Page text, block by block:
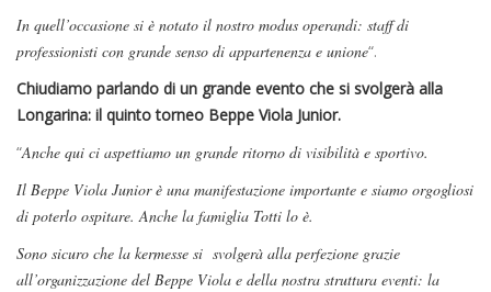
In quell’occasione si è notato il nostro modus operandi: staff di
professionisti con grande senso di appartenenza e unione“.
Chiudiamo parlando di un grande evento che si svolgerà alla
Longarina: il quinto torneo Beppe Viola Junior.
“Anche qui ci aspettiamo un grande ritorno di visibilità e sportivo.
Il Beppe Viola Junior è una manifestazione importante e siamo orgogliosi
di poterlo ospitare. Anche la famiglia Totti lo è.
Sono sicuro che la kermesse si svolgerà alla perfezione grazie
all’organizzazione del Beppe Viola e della nostra struttura eventi: la